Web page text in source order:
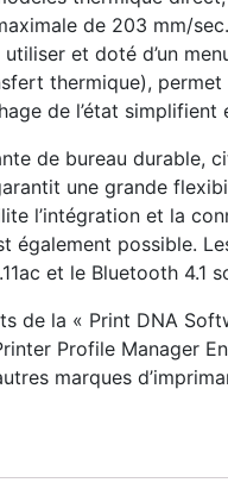
de 203 mm/
et doté d’un
thermique),
de l’état
de bureau durable,
une grande
l’intégration et la
possible.
et le Bluetooth 4.1
de la « Print DNA
Profile Manager
marques